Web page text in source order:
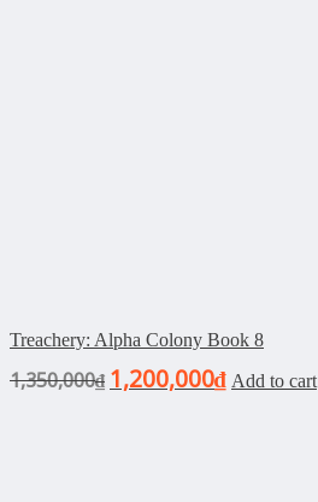
Treachery: Alpha Colony Book 8
1,350,000₫ 1,200,000₫ Add to cart